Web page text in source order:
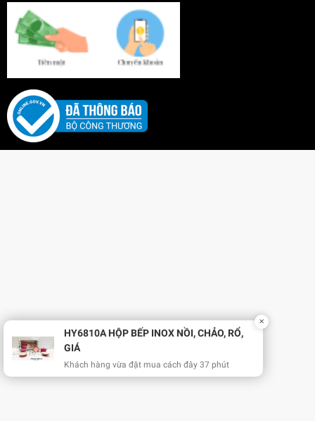
HY6810A HỘP BẾP INOX NỒI, CHẢO, RỔ,
GIÁ
Khách hàng vừa đặt mua cách đây 37 phút
✕